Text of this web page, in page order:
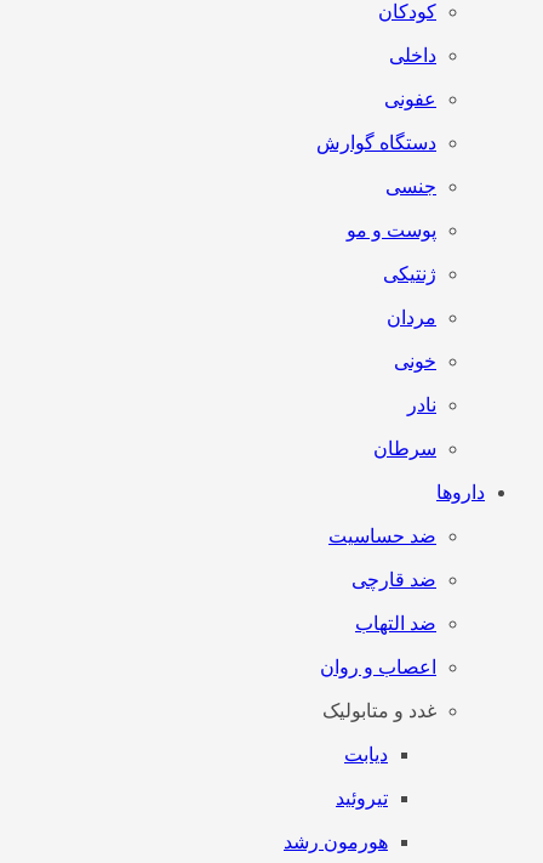
کودکان
داخلی
عفونی
دستگاه گوارش
جنسی
پوست و مو
ژنتیکی
مردان
خونی
نادر
سرطان
داروها
ضد حساسیت
ضد قارچی
ضد التهاب
اعصاب و روان
غدد و متابولیک
دیابت
تیروئید
هورمون رشد